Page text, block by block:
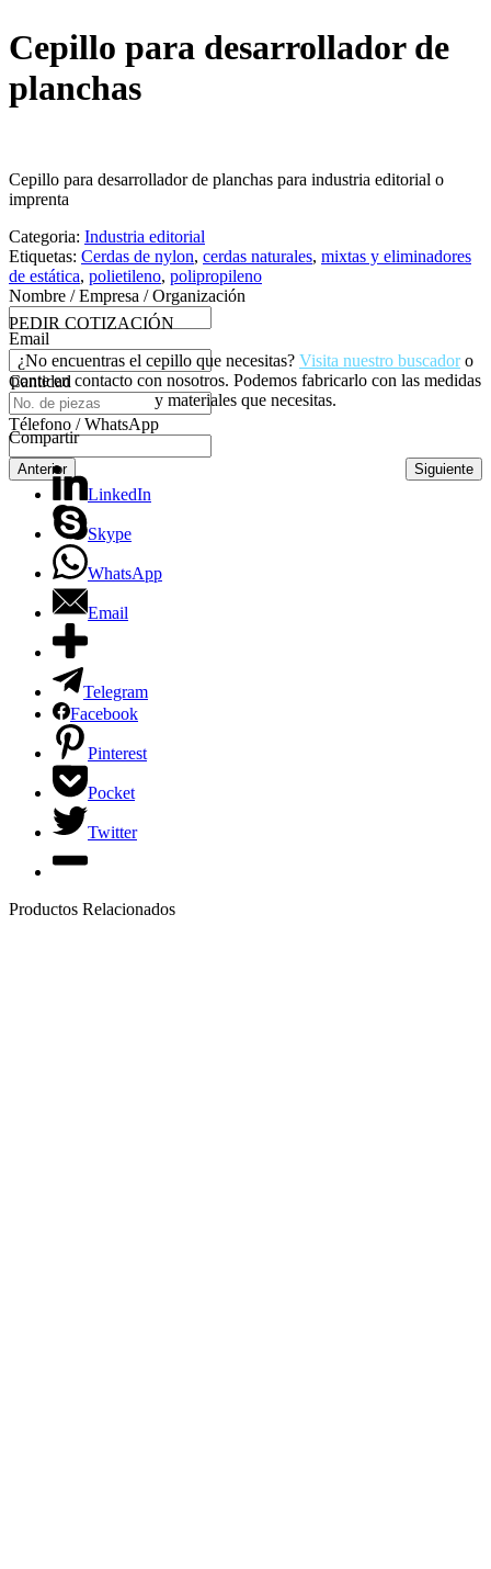
Cepillo para desarrollador de
planchas
Cepillo para desarrollador de planchas para industria editorial o
imprenta
Categoria: Industria editorial
Etiquetas: Cerdas de nylon, cerdas naturales, mixtas y eliminadores
de estática, polietileno, polipropileno
Nombre / Empresa / Organización
Email
Cantidad
Télefono / WhatsApp
Anterior Siguiente
PEDIR COTIZACIÓN
¿No encuentras el cepillo que necesitas? Visita nuestro buscadoro
ponte en contacto con nosotros. Podemos fabricarlo con las medidas
y materiales que necesitas.
Compartir
LinkedIn
Skype
WhatsApp
Email
Telegram
Facebook
Pinterest
Pocket
Twitter
Productos Relacionados